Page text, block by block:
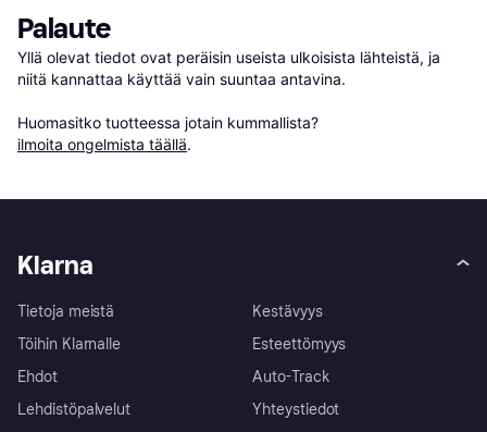
Palaute
Yllä olevat tiedot ovat peräisin useista ulkoisista lähteistä, ja
niitä kannattaa käyttää vain suuntaa antavina.
Huomasitko tuotteessa jotain kummallista?
ilmoita ongelmista täällä.
Klarna
Tietoja meistä
Töihin Klarnalle
Ehdot
Lehdistöpalvelut
Kestävyys
Esteettömyys
Auto-Track
Yhteystiedot